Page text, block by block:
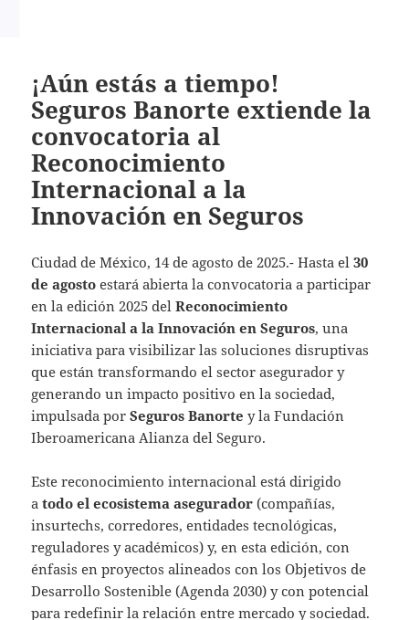
¡Aún estás a tiempo!
Seguros Banorte extiende la
convocatoria al
Reconocimiento
Internacional a la
Innovación en Seguros
Ciudad de México, 14 de agosto de 2025.- Hasta el30
de agosto estará abierta la convocatoria a participar
en la edición 2025 delReconocimiento
Internacional a la Innovación en Seguros, una
iniciativa para visibilizar las soluciones disruptivas
que están transformando el sector asegurador y
generando un impacto positivo en la sociedad,
impulsada porSeguros Banorte y la Fundación
Iberoamericana Alianza del Seguro.
Este reconocimiento internacional está dirigido
atodo el ecosistema asegurador (compañías,
insurtechs, corredores, entidades tecnológicas,
reguladores y académicos) y, en esta edición, con
énfasis en proyectos alineados con los Objetivos de
Desarrollo Sostenible (Agenda 2030) y con potencial
para redefinir la relación entre mercado y sociedad.